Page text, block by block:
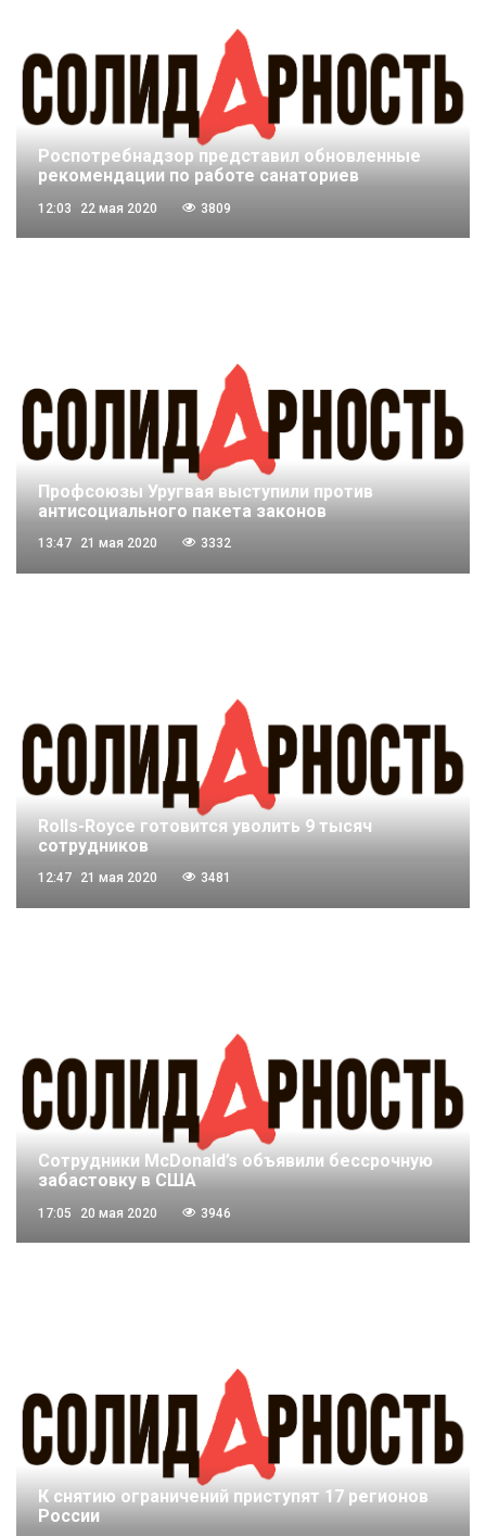
Роспотребнадзор представил обновленные
рекомендации по работе санаториев
12:03 22 мая 2020 3809
Профсоюзы Уругвая выступили против
антисоциального пакета законов
13:47 21 мая 2020 3332
Rolls-Royce готовится уволить 9 тысяч
сотрудников
12:47 21 мая 2020 3481
Сотрудники McDonald’s объявили бессрочную
забастовку в США
17:05 20 мая 2020 3946
К снятию ограничений приступят 17 регионов
России